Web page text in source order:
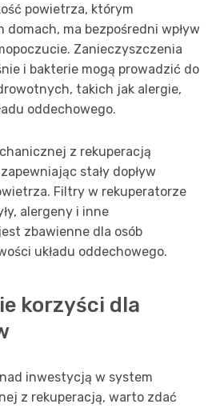
powietrza, którym
ma bezpośredni wpływ
Zanieczyszczenia
i bakterie mogą prowadzić do
takich jak alergie,
oddechowego.
z rekuperacją
stały dopływ
Filtry w rekuperatorze
alergeny i inne
zbawienne dla osób
układu oddechowego.
korzyści dla
inwestycją w system
z rekuperacją, warto zdać